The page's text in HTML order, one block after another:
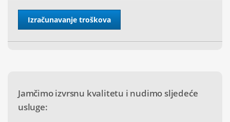
Jamčimo izvrsnu kvalitetu i nudimo sljedeće
usluge: